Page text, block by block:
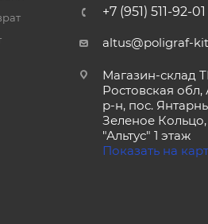
+7 (951) 511-92-01
altus@poligraf-
Магазин-склад
Ростовская обл,
р-н, пос.
Зеленое Кольцо,
"Альтус" 1 этаж
Показать на